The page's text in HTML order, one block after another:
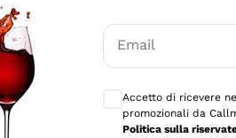
è male ma secondo me ci
Email
Accetto di ricevere
promozionali da
Politica sulla